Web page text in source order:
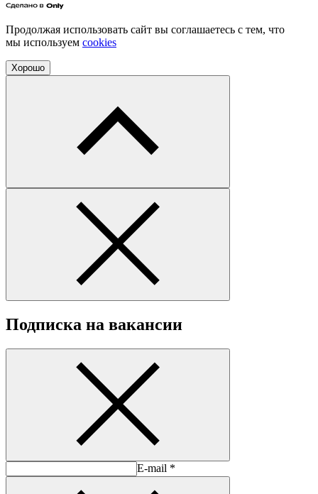
Продолжая использовать сайт вы соглашаетесь с тем, что
мы используем cookies
Хорошо
Подписка на вакансии
E-mail *